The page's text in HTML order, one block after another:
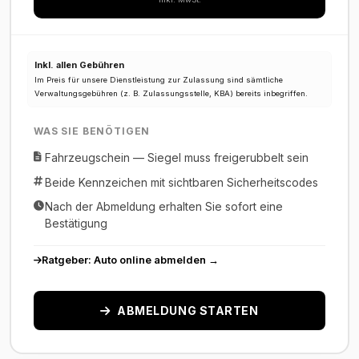
Inkl. allen Gebühren
Im Preis für unsere Dienstleistung zur Zulassung sind sämtliche
Verwaltungsgebühren (z. B. Zulassungsstelle, KBA) bereits inbegriffen.
WAS SIE BENÖTIGEN
Fahrzeugschein — Siegel muss freigerubbelt sein
Beide Kennzeichen mit sichtbaren Sicherheitscodes
Nach der Abmeldung erhalten Sie sofort eine
Bestätigung
Ratgeber: Auto online abmelden →
ABMELDUNG STARTEN